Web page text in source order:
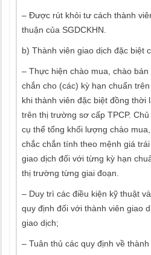
– Được rút khỏi tư cách thành
thuận của SGDCKHN.
b) Thành viên giao dịch đặc biệt
– Thực hiện chào mua, chào
chắn cho (các) kỳ hạn chuẩn
khi thành viên đặc biệt đồng thời
trên thị trường sơ cấp TPCP.
cụ thể tổng khối lượng chào
chắc chắn tính theo mệnh giá
giao dịch đối với từng kỳ hạn
thị trường từng giai đoạn.
– Duy trì các điều kiện kỹ thuật
quy định đối với thành viên giao
giao dịch;
– Tuân thủ các quy định về